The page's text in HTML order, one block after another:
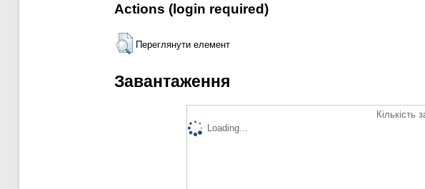
Actions (login required)
Переглянути елемент
Завантаження
Кількість
Loading...